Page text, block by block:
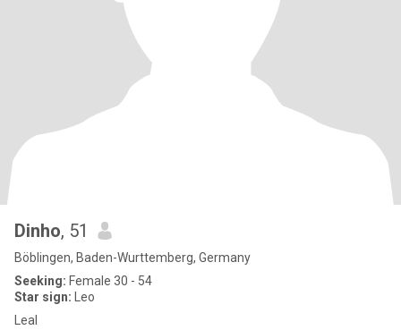
Dinho, 51
Böblingen, Baden-Wurttemberg, Germany
Seeking: Female 30 - 54
Star sign: Leo
Leal